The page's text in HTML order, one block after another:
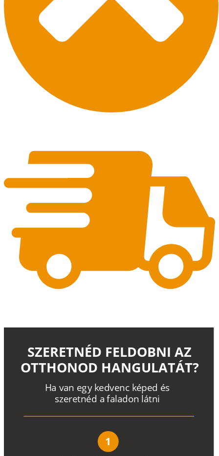
Ha van egy kedvenc képed és
szeretnéd a faladon látni
SZERETNÉD FELDOBNI AZ
OTTHONOD HANGULATÁT?
1